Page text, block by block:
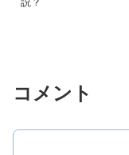
コメント